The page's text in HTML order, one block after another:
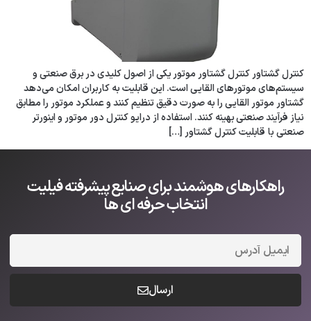
کنترل گشتاور کنترل گشتاور موتور یکی از اصول کلیدی در برق صنعتی و
سیستم‌های موتورهای القایی است. این قابلیت به کاربران امکان می‌دهد
گشتاور موتور القایی را به صورت دقیق تنظیم کنند و عملکرد موتور را مطابق
نیاز فرآیند صنعتی بهینه کنند. استفاده از درایو کنترل دور موتور و اینورتر
صنعتی با قابلیت کنترل گشتاور […]
راهکارهای هوشمند برای صنایع پیشرفته فیلیت
انتخاب حرفه ای ها
ارسال